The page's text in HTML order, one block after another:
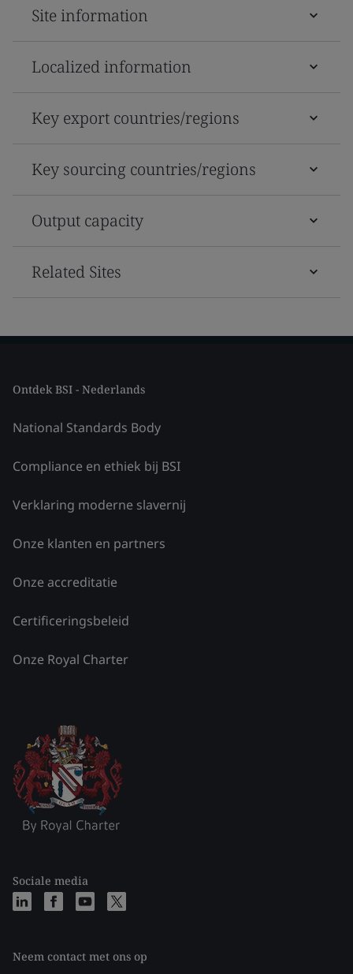
Site information
Localized information
Key export countries/regions
Key sourcing countries/regions
Output capacity
Related Sites
Ontdek BSI - Nederlands
National Standards Body
Compliance en ethiek bij BSI
Verklaring moderne slavernij
Onze klanten en partners
Onze accreditatie
Certificeringsbeleid
Onze Royal Charter
Sociale media
Neem contact met ons op